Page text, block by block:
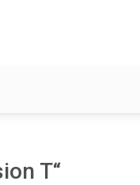
T“